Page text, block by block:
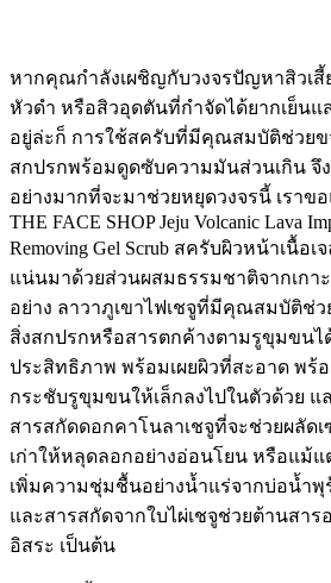
หากคุณกำลังเผชิญกับวงจรปัญหาสิวเสี้
หัวดำ หรือสิวอุดตันที่กำจัดได้ยากเย็นแ
อยู่ล่ะก็ การใช้สครับที่มีคุณสมบัติช่วยข
สกปรกพร้อมดูดซับความมันส่วนเกิน จึง
อย่างมากที่จะมาช่วยหยุดวงจรนี้ เราข
THE FACE SHOP Jeju Volcanic Lava
Removing Gel Scrub สครับผิวหน้าเนื้อเ
แน่นมาด้วยส่วนผสมธรรมชาติจากเกาะ
อย่าง ลาวาภูเขาไฟเชจูที่มีคุณสมบัติช่
สิ่งสกปรกหรือสารตกค้างตามรูขุมขนไ
ประสิทธิภาพ พร้อมเผยผิวที่สะอาด พร้
กระชับรูขุมขนให้เล็กลงไปในตัวด้วย แ
สารสกัดดอกคาโนลาเชจูที่จะช่วยผลัดเ
เก่าให้หลุดลอกอย่างอ่อนโยน หรือแม้
เพิ่มความชุ่มชื้นอย่างน้ำแร่จากบ่อน้ำพุ
และสารสกัดจากใบไผ่เชจูช่วยต้านสาร
อิสระ เป็นต้น